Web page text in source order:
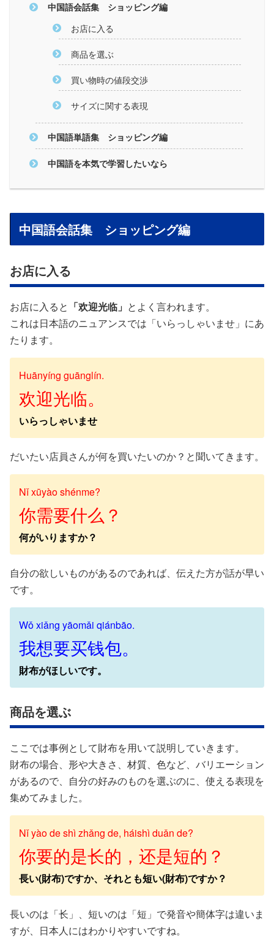
中国語会話集 ショッピング編
お店に入る
商品を選ぶ
買い物時の値段交渉
サイズに関する表現
中国語単語集 ショッピング編
中国語を本気で学習したいなら
中国語会話集 ショッピング編
お店に入る
お店に入ると 「欢迎光临」 とよく言われます。
これは日本語のニュアンスでは「いらっしゃいませ」にあ
たります。
Huānyíng guānglín.
欢迎光临。
いらっしゃいませ
だいたい店員さんが何を買いたいのか？と聞いてきます。
Nǐ xūyào shénme?
你需要什么？
何がいりますか？
自分の欲しいものがあるのであれば、伝えた方が話が早い
です。
Wǒ xiǎng yāomǎi qiánbāo.
我想要买钱包。
財布がほしいです。
商品を選ぶ
ここでは事例として財布を用いて説明していきます。
財布の場合、形や大きさ、材質、色など、バリエーション
があるので、自分の好みのものを選ぶのに、使える表現を
集めてみました。
Nǐ yào de shì zhǎng de, háishì duǎn de?
你要的是长的，还是短的？
長い(財布)ですか、それとも短い(財布)ですか？
長いのは「长」、短いのは「短」で発音や簡体字は違いま
すが、日本人にはわかりやすいですね。